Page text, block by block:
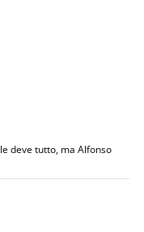
deve tutto, ma Alfonso